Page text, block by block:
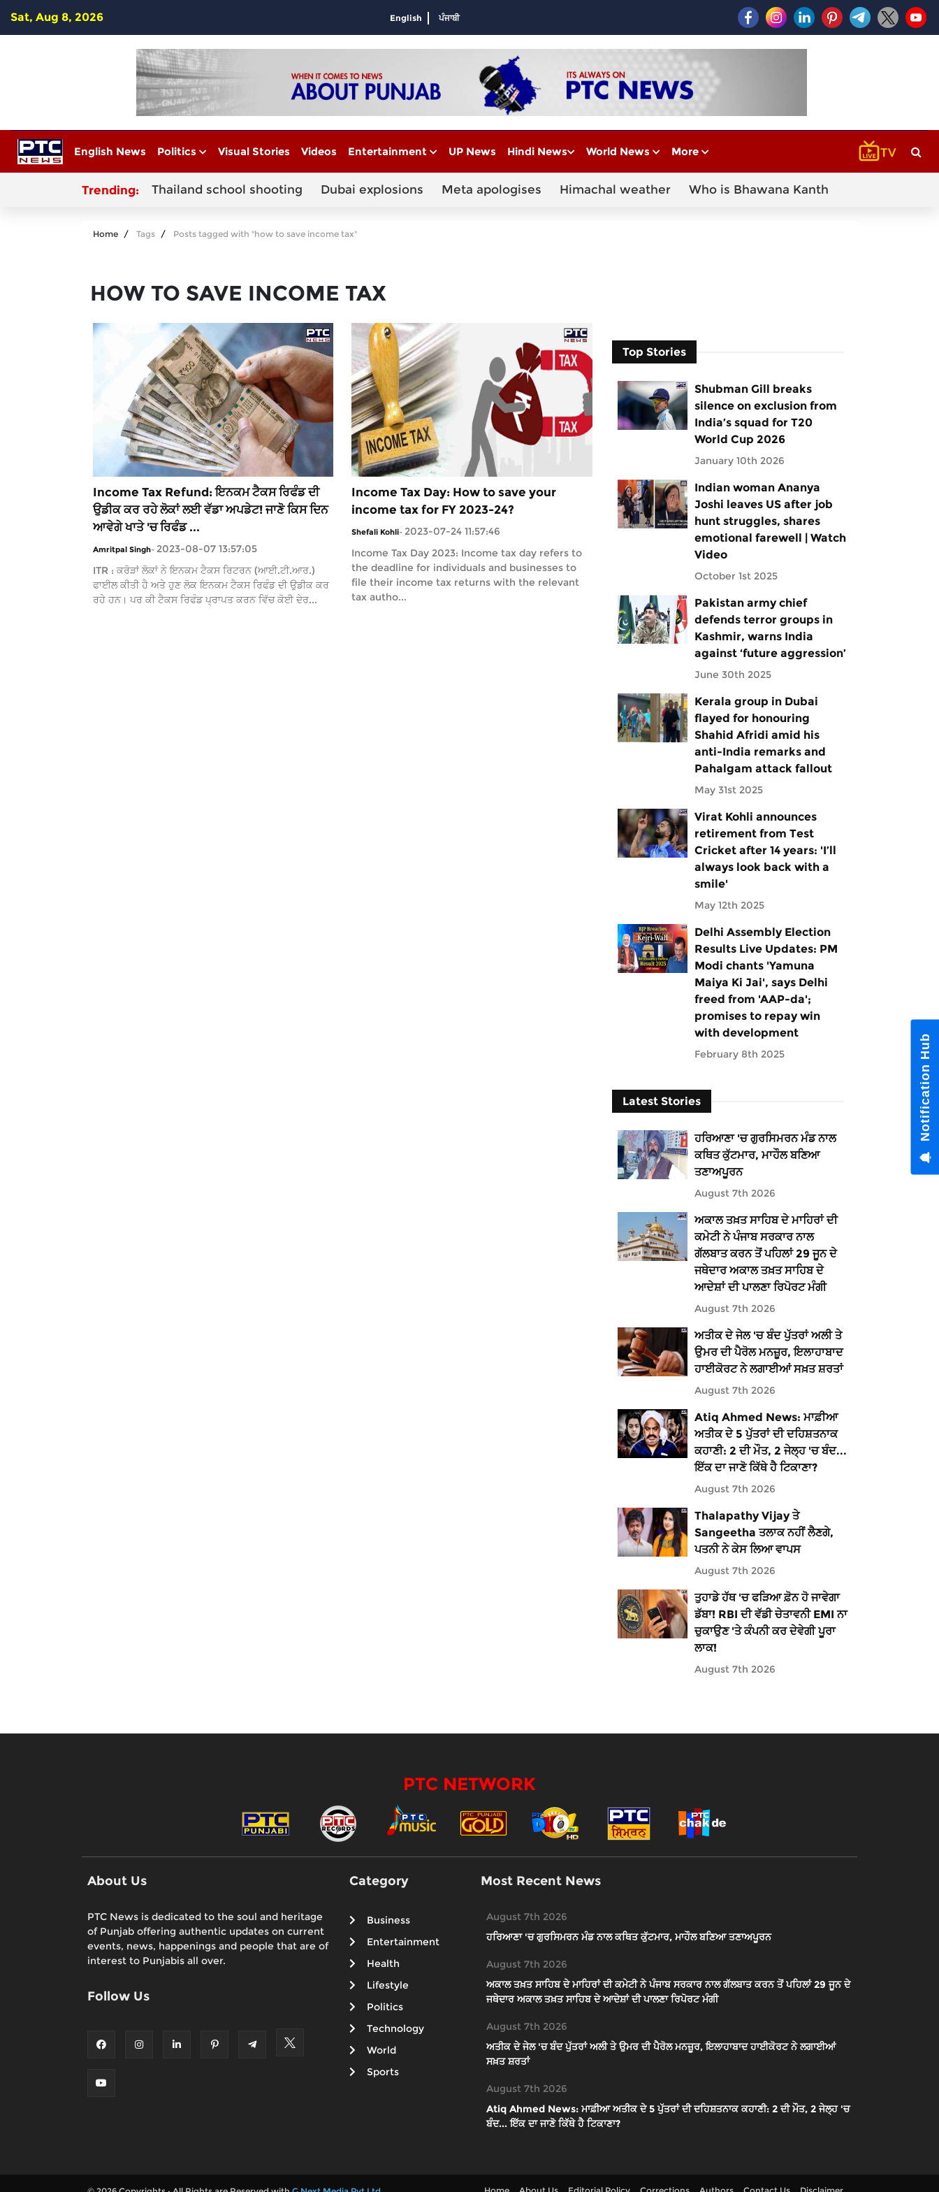
Sat, Aug 8, 2026 English ਪੰਜਾਬੀ
English News Politics Visual Stories Videos Entertainment UP News Hindi News World News More
Trending: Thailand school shooting Dubai explosions Meta apologises Himachal weather Who is Bhawana Kanth
Home Tags Posts tagged with "how to save income tax"
HOW TO SAVE INCOME TAX
Income Tax Refund: ਇਨਕਮ ਟੈਕਸ ਰਿਫੰਡ ਦੀ
ਉਡੀਕ ਕਰ ਰਹੇ ਲੋਕਾਂ ਲਈ ਵੱਡਾ ਅਪਡੇਟ! ਜਾਣੋ ਕਿਸ ਦਿਨ
ਆਵੇਗੇ ਖਾਤੇ 'ਚ ਰਿਫੰਡ ...
Amritpal Singh- 2023-08-07 13:57:05
ITR : ਕਰੋੜਾਂ ਲੋਕਾਂ ਨੇ ਇਨਕਮ ਟੈਕਸ ਰਿਟਰਨ (ਆਈ.ਟੀ.ਆਰ.)
ਫਾਈਲ ਕੀਤੀ ਹੈ ਅਤੇ ਹੁਣ ਲੋਕ ਇਨਕਮ ਟੈਕਸ ਰਿਫੰਡ ਦੀ ਉਡੀਕ ਕਰ
ਰਹੇ ਹਨ। ਪਰ ਕੀ ਟੈਕਸ ਰਿਫੰਡ ਪ੍ਰਾਪਤ ਕਰਨ ਵਿੱਚ ਕੋਈ ਦੇਰ...
Income Tax Day: How to save your
income tax for FY 2023-24?
Shefali Kohli- 2023-07-24 11:57:46
Income Tax Day 2023: Income tax day refers to
the deadline for individuals and businesses to
file their income tax returns with the relevant
tax autho...
Top Stories
Shubman Gill breaks
silence on exclusion from
India’s squad for T20
World Cup 2026
January 10th 2026
Indian woman Ananya
Joshi leaves US after job
hunt struggles, shares
emotional farewell | Watch
Video
October 1st 2025
Pakistan army chief
defends terror groups in
Kashmir, warns India
against ‘future aggression’
June 30th 2025
Kerala group in Dubai
flayed for honouring
Shahid Afridi amid his
anti-India remarks and
Pahalgam attack fallout
May 31st 2025
Virat Kohli announces
retirement from Test
Cricket after 14 years: 'I’ll
always look back with a
smile'
May 12th 2025
Delhi Assembly Election
Results Live Updates: PM
Modi chants 'Yamuna
Maiya Ki Jai', says Delhi
freed from 'AAP-da';
promises to repay win
with development
February 8th 2025
Latest Stories
ਹਰਿਆਣਾ 'ਚ ਗੁਰਸਿਮਰਨ ਮੰਡ ਨਾਲ
ਕਥਿਤ ਕੁੱਟਮਾਰ, ਮਾਹੌਲ ਬਣਿਆ
ਤਣਾਅਪੂਰਨ
August 7th 2026
ਅਕਾਲ ਤਖ਼ਤ ਸਾਹਿਬ ਦੇ ਮਾਹਿਰਾਂ ਦੀ
ਕਮੇਟੀ ਨੇ ਪੰਜਾਬ ਸਰਕਾਰ ਨਾਲ
ਗੱਲਬਾਤ ਕਰਨ ਤੋਂ ਪਹਿਲਾਂ 29 ਜੂਨ ਦੇ
ਜਥੇਦਾਰ ਅਕਾਲ ਤਖ਼ਤ ਸਾਹਿਬ ਦੇ
ਆਦੇਸ਼ਾਂ ਦੀ ਪਾਲਣਾ ਰਿਪੋਰਟ ਮੰਗੀ
August 7th 2026
ਅਤੀਕ ਦੇ ਜੇਲ 'ਚ ਬੰਦ ਪੁੱਤਰਾਂ ਅਲੀ ਤੇ
ਉਮਰ ਦੀ ਪੈਰੋਲ ਮਨਜ਼ੂਰ, ਇਲਾਹਾਬਾਦ
ਹਾਈਕੋਰਟ ਨੇ ਲਗਾਈਆਂ ਸਖ਼ਤ ਸ਼ਰਤਾਂ
August 7th 2026
Atiq Ahmed News: ਮਾਫ਼ੀਆ
ਅਤੀਕ ਦੇ 5 ਪੁੱਤਰਾਂ ਦੀ ਦਹਿਸ਼ਤਨਾਕ
ਕਹਾਣੀ: 2 ਦੀ ਮੌਤ, 2 ਜੇਲ੍ਹ 'ਚ ਬੰਦ...
ਇੱਕ ਦਾ ਜਾਣੋ ਕਿੱਥੇ ਹੈ ਟਿਕਾਣਾ?
August 7th 2026
Thalapathy Vijay ਤੇ
Sangeetha ਤਲਾਕ ਨਹੀਂ ਲੈਣਗੇ,
ਪਤਨੀ ਨੇ ਕੇਸ ਲਿਆ ਵਾਪਸ
August 7th 2026
ਤੁਹਾਡੇ ਹੱਥ 'ਚ ਫੜਿਆ ਫ਼ੋਨ ਹੋ ਜਾਵੇਗਾ
ਡੱਬਾ! RBI ਦੀ ਵੱਡੀ ਚੇਤਾਵਨੀ EMI ਨਾ
ਚੁਕਾਉਣ 'ਤੇ ਕੰਪਨੀ ਕਰ ਦੇਵੇਗੀ ਪੂਰਾ
ਲਾਕ!
August 7th 2026
PTC NETWORK
About Us
PTC News is dedicated to the soul and heritage
of Punjab offering authentic updates on current
events, news, happenings and people that are of
interest to Punjabis all over.
Follow Us
Category
Business
Entertainment
Health
Lifestyle
Politics
Technology
World
Sports
Most Recent News
August 7th 2026
ਹਰਿਆਣਾ 'ਚ ਗੁਰਸਿਮਰਨ ਮੰਡ ਨਾਲ ਕਥਿਤ ਕੁੱਟਮਾਰ, ਮਾਹੌਲ ਬਣਿਆ ਤਣਾਅਪੂਰਨ
August 7th 2026
ਅਕਾਲ ਤਖ਼ਤ ਸਾਹਿਬ ਦੇ ਮਾਹਿਰਾਂ ਦੀ ਕਮੇਟੀ ਨੇ ਪੰਜਾਬ ਸਰਕਾਰ ਨਾਲ ਗੱਲਬਾਤ ਕਰਨ ਤੋਂ ਪਹਿਲਾਂ 29 ਜੂਨ ਦੇ
ਜਥੇਦਾਰ ਅਕਾਲ ਤਖ਼ਤ ਸਾਹਿਬ ਦੇ ਆਦੇਸ਼ਾਂ ਦੀ ਪਾਲਣਾ ਰਿਪੋਰਟ ਮੰਗੀ
August 7th 2026
ਅਤੀਕ ਦੇ ਜੇਲ 'ਚ ਬੰਦ ਪੁੱਤਰਾਂ ਅਲੀ ਤੇ ਉਮਰ ਦੀ ਪੈਰੋਲ ਮਨਜ਼ੂਰ, ਇਲਾਹਾਬਾਦ ਹਾਈਕੋਰਟ ਨੇ ਲਗਾਈਆਂ
ਸਖ਼ਤ ਸ਼ਰਤਾਂ
August 7th 2026
Atiq Ahmed News: ਮਾਫ਼ੀਆ ਅਤੀਕ ਦੇ 5 ਪੁੱਤਰਾਂ ਦੀ ਦਹਿਸ਼ਤਨਾਕ ਕਹਾਣੀ: 2 ਦੀ ਮੌਤ, 2 ਜੇਲ੍ਹ 'ਚ
ਬੰਦ... ਇੱਕ ਦਾ ਜਾਣੋ ਕਿੱਥੇ ਹੈ ਟਿਕਾਣਾ?
Notification Hub